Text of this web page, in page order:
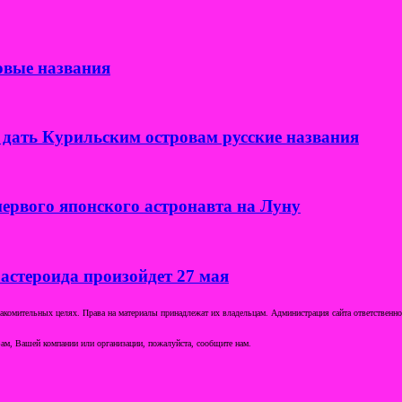
названия
Курильским островам русские названия
японского астронавта на Луну
произойдет 27 мая
целях. Права на материалы принадлежат их владельцам. Администрация сайта
Вашей компании или организации, пожалуйста, сообщите нам.